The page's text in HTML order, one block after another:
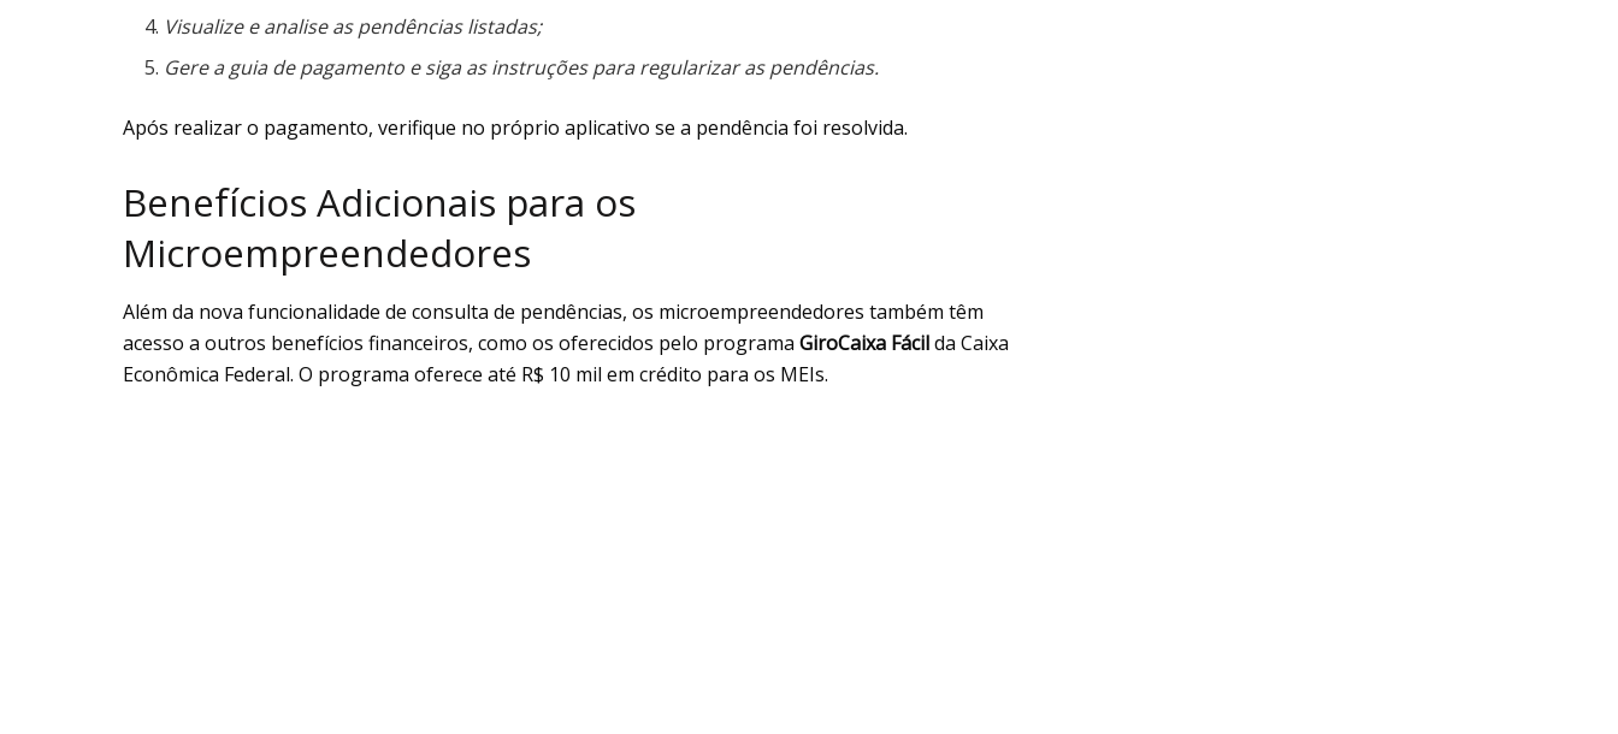
Visualize e analise as pendências listadas;
Gere a guia de pagamento e siga as instruções para regularizar as pendências.
Após realizar o pagamento, verifique no próprio aplicativo se a pendência foi resolvida.
Benefícios Adicionais para os
Microempreendedores
Além da nova funcionalidade de consulta de pendências, os microempreendedores também têm
acesso a outros benefícios financeiros, como os oferecidos pelo programa GiroCaixa Fácilda Caixa
Econômica Federal. O programa oferece até R$ 10 mil em crédito para os MEIs.